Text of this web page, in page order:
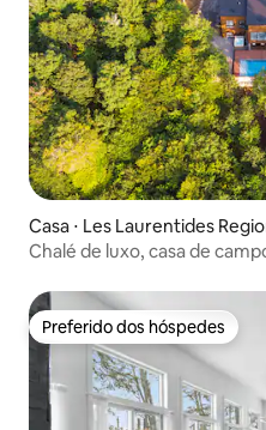
Casa ⋅ Les Laurentides
ipality
Chalé de luxo, casa de
Preferido dos hóspedes
Preferido dos hóspedes